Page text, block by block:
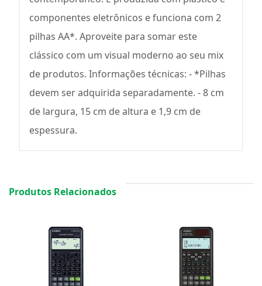
componentes eletrônicos e funciona com 2
pilhas AA*. Aproveite para somar este
clássico com um visual moderno ao seu mix
de produtos. Informações técnicas: - *Pilhas
devem ser adquirida separadamente. - 8 cm
de largura, 15 cm de altura e 1,9 cm de
espessura.
Produtos Relacionados